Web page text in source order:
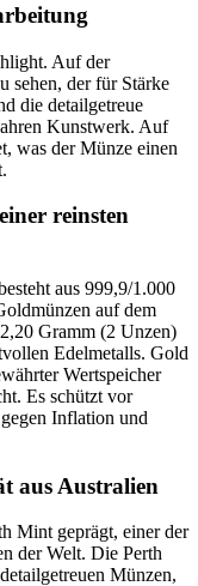
Auf der
sehen, der für Stärke
die detailgetreue
Kunstwerk. Auf
was der Münze einen
reinsten
aus 999,9/1.000
auf dem
Gramm (2 Unzen)
Edelmetalls. Gold
Wertspeicher
Es schützt vor
Inflation und
aus Australien
Mint geprägt, einer der
der Welt. Die Perth
Münzen,